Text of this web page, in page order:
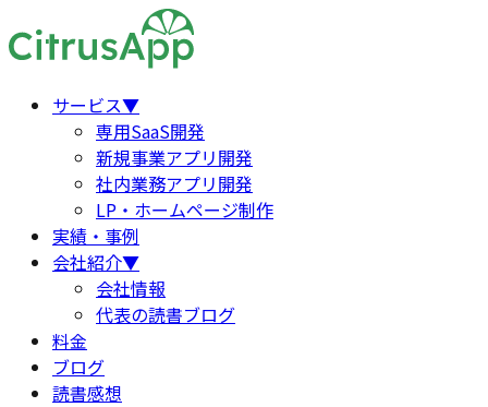
サービス▼
専用SaaS開発
新規事業アプリ開発
社内業務アプリ開発
LP・ホームページ制作
実績・事例
会社紹介▼
会社情報
代表の読書ブログ
料金
ブログ
読書感想